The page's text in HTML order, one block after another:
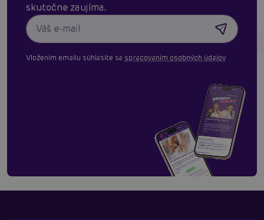
skutočne zaujíma.
Vložením emailu súhlasíte sa spracovaním osobných údajov